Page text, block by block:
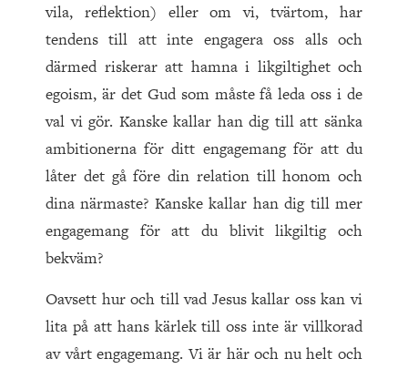
vila, reflektion) eller om vi, tvärtom, har
tendens till att inte engagera oss alls och
därmed riskerar att hamna i likgiltighet och
egoism, är det Gud som måste få leda oss i de
val vi gör. Kanske kallar han dig till att sänka
ambitionerna för ditt engagemang för att du
låter det gå före din relation till honom och
dina närmaste? Kanske kallar han dig till mer
engagemang för att du blivit likgiltig och
bekväm?
Oavsett hur och till vad Jesus kallar oss kan vi
lita på att hans kärlek till oss inte är villkorad
av vårt engagemang. Vi är här och nu helt och